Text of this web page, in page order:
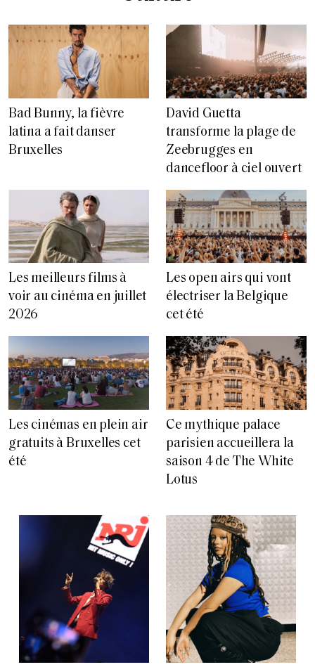
Bad Bunny, la fièvre
latina a fait danser
Bruxelles
David Guetta
transforme la plage de
Zeebrugges en
dancefloor à ciel ouvert
Les meilleurs films à
voir au cinéma en juillet
2026
Les open airs qui vont
électriser la Belgique
cet été
Les cinémas en plein air
gratuits à Bruxelles cet
été
Ce mythique palace
parisien accueillera la
saison 4 de The White
Lotus